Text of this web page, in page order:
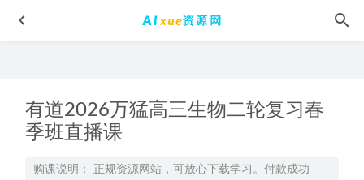
有道2026万猛高三生物二轮复习春
季班直播课
购课说明： 正规资源网站，可放心下载学习。付款成功